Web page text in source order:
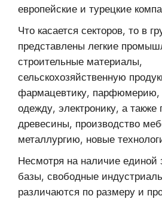
европейские и турецкие
Что касается секторов, то в
представлены легкие
строительные материалы,
сельскохозяйственную
фармацевтику, парфюмерию,
одежду, электронику, а также
древесины, производство
металлургию, новые
Несмотря на наличие единой
базы, свободные
различаются по размеру и